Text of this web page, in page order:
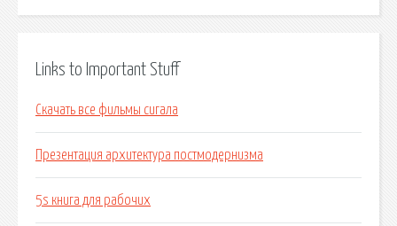
Links to Important Stuff
Скачать все фильмы сигала
Презентация архитектура постмодернизма
5s книга для рабочих